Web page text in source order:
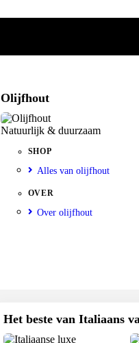
Olijfhout
Natuurlijk & duurzaam
SHOP
Alles van olijfhout
OVER
Over olijfhout
Het beste van Italiaans